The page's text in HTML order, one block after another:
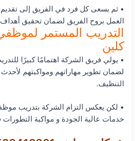
• ثم يسعى كل فرد في الفريق إلى
العمل بروح الفريق لضمان تحقيق أهداف
التدريب المستمر
كلين
• يولي فريق الشركة اهتمامًا كبيرًا
لضمان تطوير مهاراتهم ومواكبتهم
التنظيف.
• لكن يعكس التزام الشركة بتدريب
خدمات عالية الجودة و مواكبة